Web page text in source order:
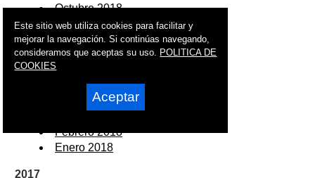
Octubre 2018
Septiembre 2018
Agosto 2018
Julio 2018
Junio 2018
Mayo 2018
Abril 2018
Febrero 2018
Enero 2018
2017
Este sitio web utiliza cookies para facilitar y
mejorar la navegación. Si continúas navegando,
consideramos que aceptas su uso. POLITICA DE
COOKIES
Aceptar